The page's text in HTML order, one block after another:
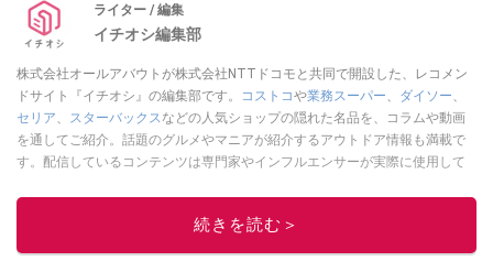
ライター / 編集
イチオシ編集部
株式会社オールアバウトが株式会社NTTドコモと共同で開設した、レコメン
ドサイト『イチオシ』の編集部です。
コストコや業務スーパー ダイソー
セリア
スターバックス などの人気ショップの隠れた名品を、コラムや動画
を通してご紹介。話題のグルメやマニアが紹介するアウトドア情報も満載で
す。配信しているコンテンツは専門家やインフルエンサーが実際に使用して
ニュースでフォロー
続きを読む＞